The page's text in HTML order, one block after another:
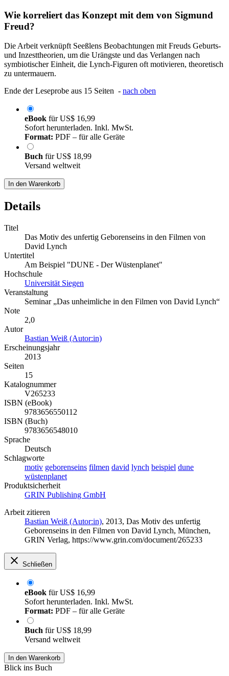
Wie korreliert das Konzept mit dem von Sigmund
Freud?
Die Arbeit verknüpft Seeßlens Beobachtungen mit Freuds Geburts-
und Inzesttheorien, um die Urängste und das Verlangen nach
symbiotischer Einheit, die Lynch-Figuren oft motivieren, theoretisch
zu untermauern.
Ende der Leseprobe aus 15 Seiten - nach oben
eBook fürUS$ 16,99
Sofort herunterladen. Inkl. MwSt.
Format: PDF – für alle Geräte
Buch fürUS$ 18,99
Versand weltweit
In den Warenkorb
Details
Titel
Das Motiv des unfertig Geborenseins in den Filmen von
David Lynch
Untertitel
Am Beispiel "DUNE - Der Wüstenplanet"
Hochschule
Universität Siegen
Veranstaltung
Seminar „Das unheimliche in den Filmen von David Lynch“
Note
2,0
Autor
Bastian Weiß (Autor:in)
Erscheinungsjahr
2013
Seiten
15
Katalognummer
V265233
ISBN (eBook)
9783656550112
ISBN (Buch)
9783656548010
Sprache
Deutsch
Schlagworte
motiv geborenseins filmen david lynch beispiel dune
wüstenplanet
Produktsicherheit
GRIN Publishing GmbH
Arbeit zitieren
Bastian Weiß (Autor:in), 2013, Das Motiv des unfertig
Geborenseins in den Filmen von David Lynch, München,
GRIN Verlag, https://www.grin.com/document/265233
Schließen
eBook fürUS$ 16,99
Sofort herunterladen. Inkl. MwSt.
Format: PDF – für alle Geräte
Buch fürUS$ 18,99
Versand weltweit
In den Warenkorb
Blick ins Buch